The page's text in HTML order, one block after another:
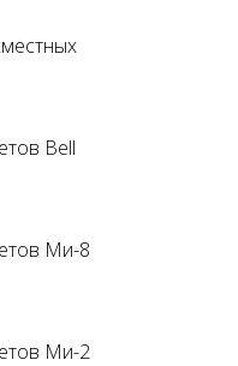
Bell
Ми-8
Ми-2